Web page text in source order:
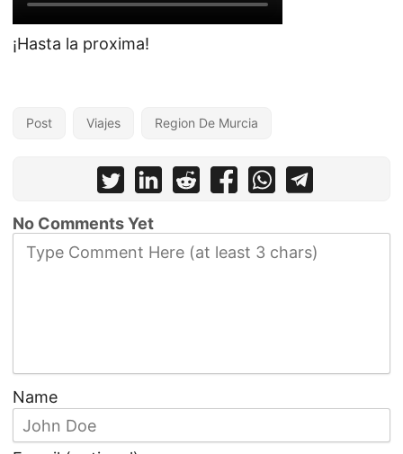
¡Hasta la proxima!
Post Viajes Region De Murcia
No Comments Yet
Name